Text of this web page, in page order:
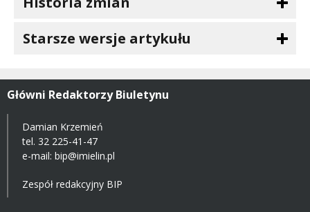
Starsze wersje artykułu
Główni Redaktorzy Biuletynu
Damian Krzemień
tel. 32 225-41-47
e-mail: bip@imielin.pl
Zespół redakcyjny BIP